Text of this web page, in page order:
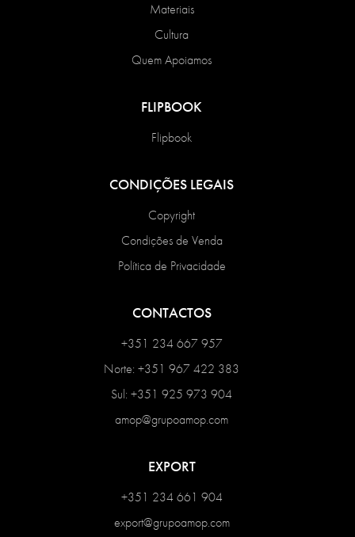
Materiais
Cultura
Quem Apoiamos
FLIPBOOK
Flipbook
CONDIÇÕES LEGAIS
Copyright
Condições de Venda
Política de Privacidade
CONTACTOS
+351 234 667 957
Norte: +351 967 422 383
Sul: +351 925 973 904
amop@grupoamop.com
EXPORT
+351 234 661 904
export@grupoamop.com